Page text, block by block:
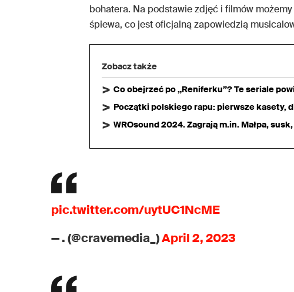
bohatera. Na podstawie zdjęć i filmów
śpiewa, co jest oficjalną zapowiedzią
Zobacz także
Co obejrzeć po „Reniferku”? Te seriale
Początki polskiego rapu: pierwsze kasety,
WROsound 2024. Zagrają m.in. Małpa,
pic.twitter.com/uytUC1NcME
— . (@cravemedia_)April 2, 2023